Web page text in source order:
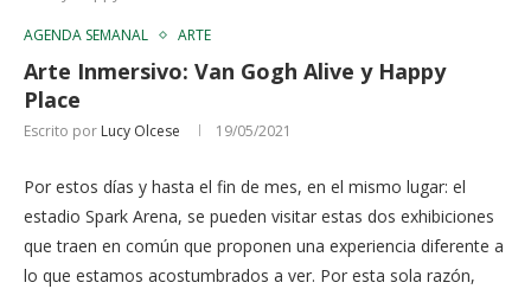
AGENDA SEMANAL ARTE
Arte Inmersivo: Van Gogh Alive y Happy
Place
Escrito por Lucy Olcese 19/05/2021
Por estos días y hasta el fin de mes, en el mismo lugar: el
estadio Spark Arena, se pueden visitar estas dos exhibiciones
que traen en común que proponen una experiencia diferente a
lo que estamos acostumbrados a ver. Por esta sola razón,